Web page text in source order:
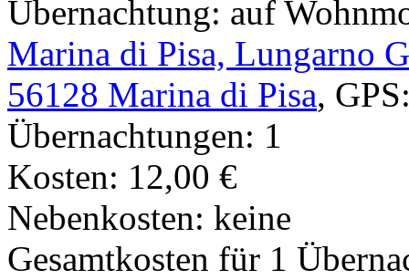
Übernachtung: auf
Marina di Pisa, Lungarno
56128 Marina di Pisa,
Übernachtungen: 1
Kosten: 12,00 €
Nebenkosten: keine
Gesamtkosten für 1